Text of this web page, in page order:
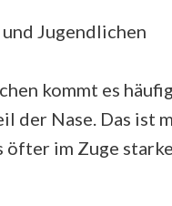
Jugendlichen
kommt es
der Nase. Das ist
im Zuge